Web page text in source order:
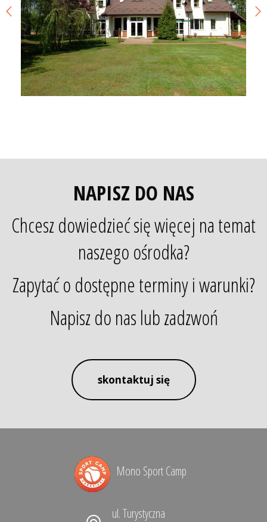
NAPISZ DO NAS
Chcesz dowiedzieć się więcej na temat
naszego ośrodka?
Zapytać o dostępne terminy i warunki?
Napisz do nas lub zadzwoń
skontaktuj się
Mono Sport Camp
ul. Turystyczna